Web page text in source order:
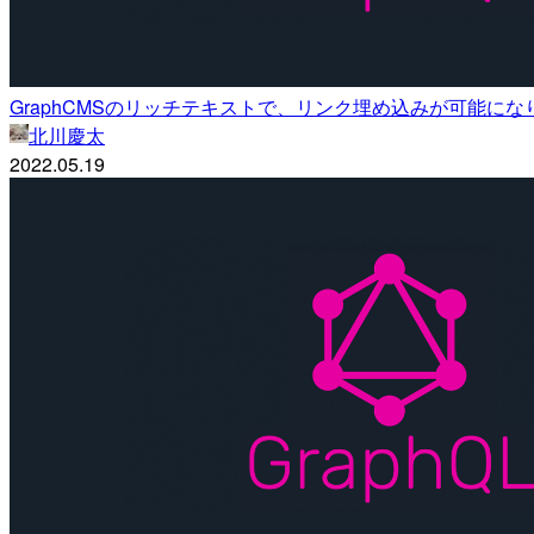
GraphCMSのリッチテキストで、リンク埋め込みが可能にな
北川慶太
2022.05.19